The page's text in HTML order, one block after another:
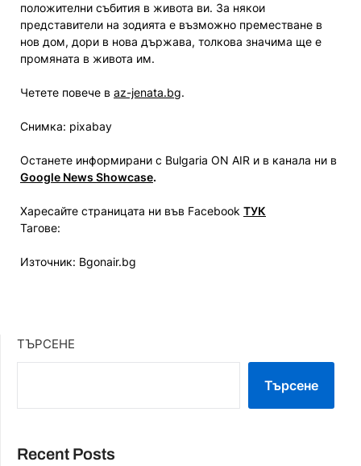
положителни събития в живота ви. За някои
представители на зодията е възможно преместване в
нов дом, дори в нова държава, толкова значима ще е
промяната в живота им.
Четете повече в az-jenata.bg.
Снимка: pixabay
Останете информирани с Bulgaria ON AIR и в канала ни в
Google News Showcase.
Харесайте страницата ни във Facebook ТУК
Тагове:
Източник: Bgonair.bg
ТЪРСЕНЕ
Търсене
Recent Posts